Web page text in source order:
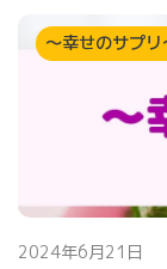
～幸せのサプ
2024年6月21日